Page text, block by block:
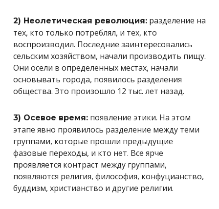
2) Неолетическая революция: разделение на
тех, кто только потреблял, и тех, кто
воспроизводил. Последние заинтересовались
сельским хозяйством, начали производить пищу.
Они осели в определенных местах, начали
основывать города, появилось разделения
общества. Это произошло 12 тыс. лет назад.
3) Осевое время: появление этики. На этом
этапе явно проявилось разделение между теми
группами, которые прошли предыдущие
фазовые переходы, и кто нет. Все ярче
проявляется контраст между группами,
появляются религия, философия, конфуцианство,
буддизм, христианство и другие религии.